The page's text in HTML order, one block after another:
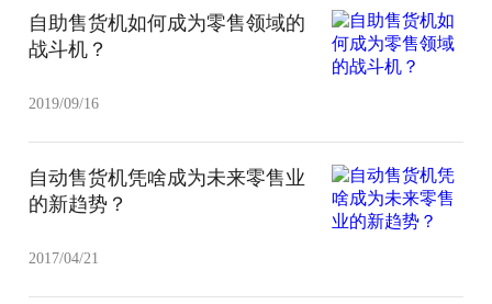
自助售货机如何成为零售领域的
战斗机？
2019/09/16
自动售货机凭啥成为未来零售业
的新趋势？
2017/04/21